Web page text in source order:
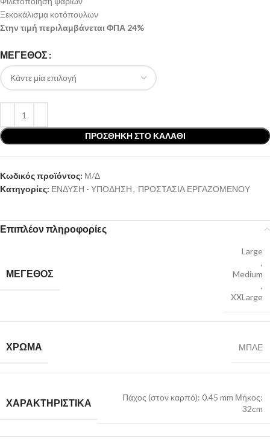
Ξεκοκάλισμα κοτόπουλων
Στην τιμή περιλαμβάνεται ΦΠΑ 24%
ΜΕΓΕΘΟΣ
ΠΡΟΣΘΉΚΗ ΣΤΟ ΚΑΛΆΘΙ
Κωδικός προϊόντος: Μ/Δ
Κατηγορίες: ΕΝΔΥΣΗ - ΥΠΟΔΗΣΗ, ΠΡΟΣΤΑΣΙΑ ΕΡΓΑΖΟΜΕΝΟΥ
Επιπλέον πληροφορίες
ΜΕΓΕΘΟΣ
Large
,
Medium
,
XXLarge
ΧΡΩΜΑ ΜΠΛΕ
ΧΑΡΑΚΤΗΡΙΣΤΙΚΑ
Πάχος (στον καρπό): 0.45 mm Μήκος:
32cm